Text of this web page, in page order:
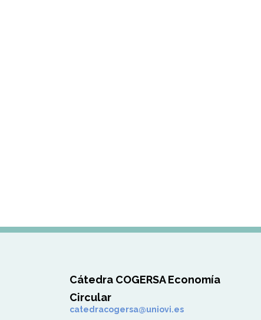
Cátedra COGERSA Economía
Circular
catedracogersa@uniovi.es